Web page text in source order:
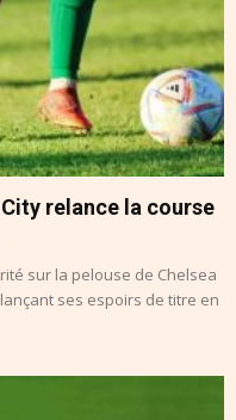
relance la course
sur la pelouse de Chelsea
ses espoirs de titre en